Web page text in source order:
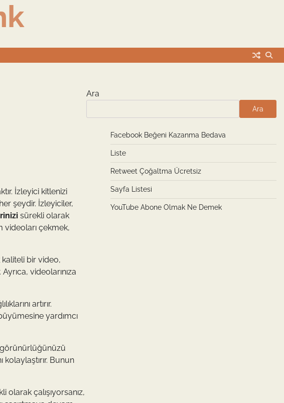
İzleyici kitlenizi
her şeydir. İzleyiciler,
sürekli olarak
videoları çekmek,
kaliteli bir video,
videolarınıza
artırır.
yardımcı
görünürlüğünüzü
Bunun
olarak çalışıyorsanız,
Ara
Ara
Facebook Beğeni Kazanma Bedava
Liste
Retweet Çoğaltma Ücretsiz
Sayfa Listesi
YouTube Abone Olmak Ne Demek